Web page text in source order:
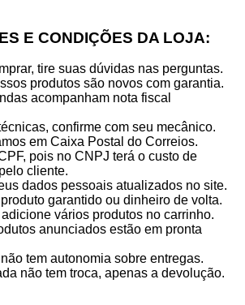
E CONDIÇÕES DA LOJA:
tire suas dúvidas nas perguntas.
produtos são novos com garantia.
acompanham nota fiscal
confirme com seu mecânico.
em Caixa Postal do Correios.
pois no CNPJ terá o custo de
cliente.
dados pessoais atualizados no site.
garantido ou dinheiro de volta.
vários produtos no carrinho.
anunciados estão em pronta
tem autonomia sobre entregas.
não tem troca, apenas a devolução.